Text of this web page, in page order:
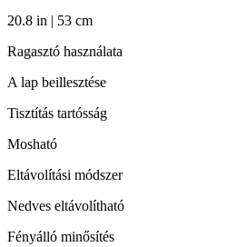
20.8 in | 53 cm
Ragasztó használata
A lap beillesztése
Tisztítás tartósság
Mosható
Eltávolítási módszer
Nedves eltávolítható
Fényálló minősítés